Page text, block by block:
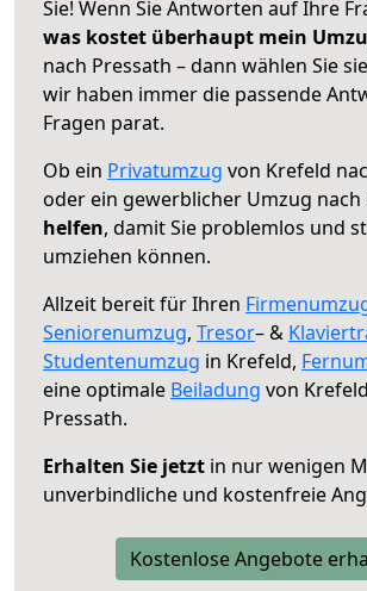
Sie! Wenn Sie Antworten auf Ihre
was kostet überhaupt mein
nach Pressath – dann wählen Sie
wir haben immer die passende
Fragen parat.
Ob ein Privatumzug von Krefeld
oder ein gewerblicher Umzug nach
helfen, damit Sie problemlos und
umziehen können.
Allzeit bereit für Ihren
Seniorenumzug, Tresor– &
Studentenumzug in Krefeld,
eine optimale Beiladung von
Pressath.
Erhalten Sie jetzt in nur wenigen
unverbindliche und kostenfreie
Kostenlose Angebote